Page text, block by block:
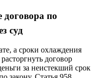
по
суд
а сроки охлаждения
договор
за неистекший срок